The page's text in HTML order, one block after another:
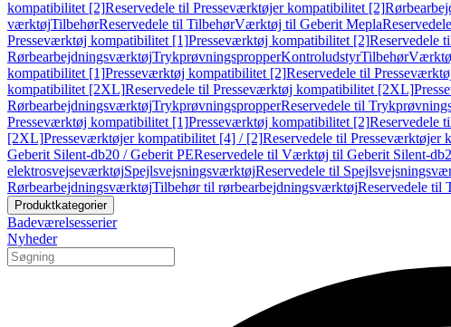
kompatibilitet [2]Reservedele til Presseværktøjer kompatibilitet [2]
værktøjTilbehørReservedele til TilbehørVærktøj til Geberit Mepla
Presseværktøj kompatibilitet [1]Presseværktøj kompatibilitet [2]Reservedele
RørbearbejdningsværktøjTrykprøvningspropperKontroludstyrTilbehør
kompatibilitet [1]Presseværktøj kompatibilitet [2]Reservedele til
kompatibilitet [2XL]Reservedele til Presseværktøj kompatibilitet [2XL]
RørbearbejdningsværktøjTrykprøvningspropperReservedele til
Presseværktøj kompatibilitet [1]Presseværktøj kompatibilitet [2]Reservedele
[2XL]Presseværktøjer kompatibilitet [4] / [2]Reservedele til Presseværktøjer
Geberit Silent-db20 / Geberit PEReservedele til Værktøj til Geberit Silent-
elektrosvejseværktøjSpejlsvejsningsværktøjReservedele til
RørbearbejdningsværktøjTilbehør til rørbearbejdningsværktøjReservedele til
Produktkategorier
Badeværelsesserier
Nyheder